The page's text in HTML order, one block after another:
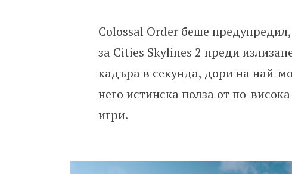
Colossal Order беше
за Cities Skylines 2 преди
кадъра в секунда, дори на най-
него истинска полза от по-
игри.